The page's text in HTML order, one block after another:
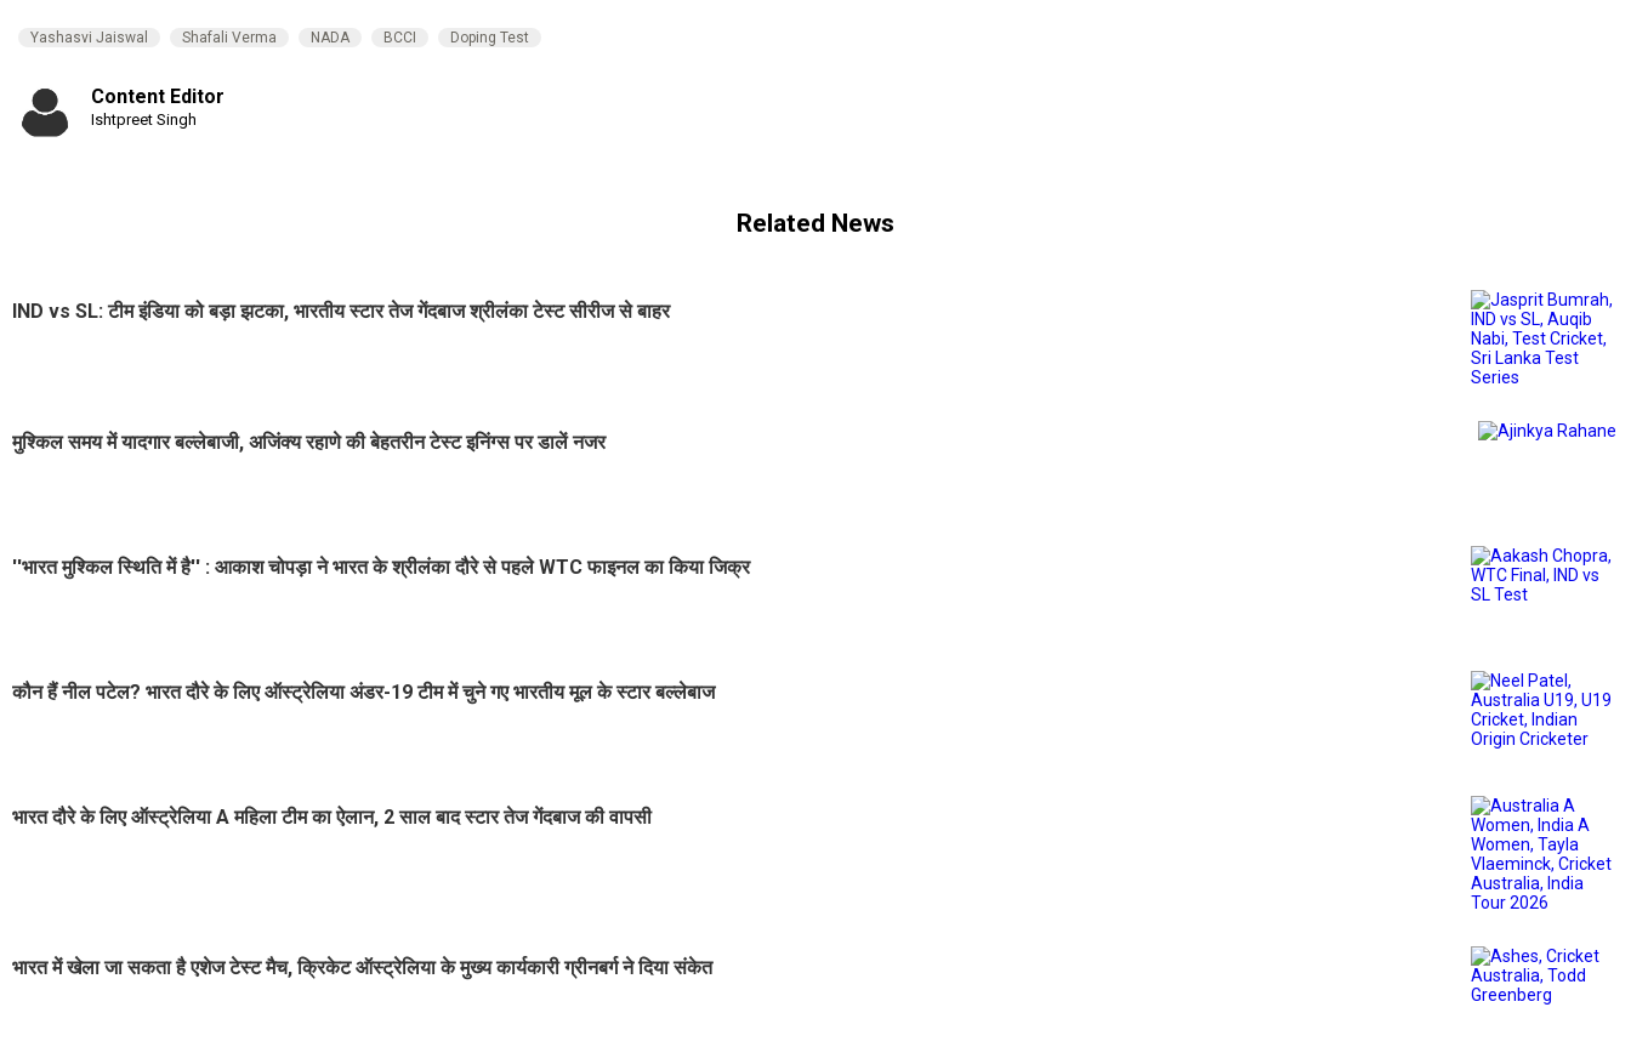
Yashasvi Jaiswal Shafali Verma NADA BCCI Doping Test
Content Editor
Ishtpreet Singh
Related News
IND vs SL: टीम इंडिया को बड़ा झटका, भारतीय स्टार तेज गेंदबाज श्रीलंका टेस्ट सीरीज से बाहर
मुश्किल समय में यादगार बल्लेबाजी, अजिंक्य रहाणे की बेहतरीन टेस्ट इनिंग्स पर डालें नजर
''भारत मुश्किल स्थिति में है'' : आकाश चोपड़ा ने भारत के श्रीलंका दौरे से पहले WTC फाइनल का किया जिक्र
कौन हैं नील पटेल? भारत दौरे के लिए ऑस्ट्रेलिया अंडर-19 टीम में चुने गए भारतीय मूल के स्टार बल्लेबाज
भारत दौरे के लिए ऑस्ट्रेलिया A महिला टीम का ऐलान, 2 साल बाद स्टार तेज गेंदबाज की वापसी
भारत में खेला जा सकता है एशेज टेस्ट मैच, क्रिकेट ऑस्ट्रेलिया के मुख्य कार्यकारी ग्रीनबर्ग ने दिया संकेत